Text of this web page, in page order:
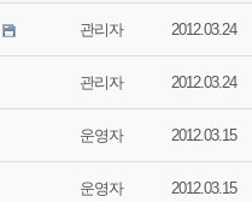
관리자 2012.03.24
관리자 2012.03.24
운영자 2012.03.15
운영자 2012.03.15